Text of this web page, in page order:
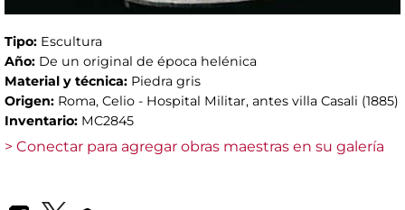
Tipo: Escultura
Año: De un original de época helénica
Material y técnica: Piedra gris
Origen: Roma, Celio - Hospital Militar, antes villa Casali (1885)
Inventario: MC2845
> Conectar para agregar obras maestras en su galería